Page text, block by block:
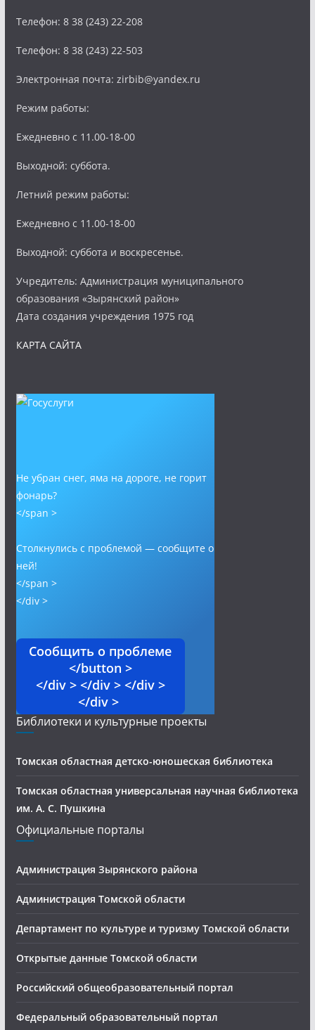
Телефон: 8 38 (243) 22-208
Телефон: 8 38 (243) 22-503
Электронная почта: zirbib@yandex.ru
Режим работы:
Ежедневно с 11.00-18-00
Выходной: суббота.
Летний режим работы:
Ежедневно с 11.00-18-00
Выходной: суббота и воскресенье.
Учредитель: Администрация муниципального
образования «Зырянский район»
Дата создания учреждения 1975 год
КАРТА САЙТА
Не убран снег, яма на дороге, не горит
фонарь?
</span >
Столкнулись с проблемой — сообщите о
ней!
</span >
</div >
Сообщить о проблеме
</button >
</div > </div > </div >
</div >
Библиотеки и культурные проекты
Томская областная детско-юношеская библиотека
Томская областная универсальная научная библиотека
им. А. С. Пушкина
Официальные порталы
Администрация Зырянского района
Администрация Томской области
Департамент по культуре и туризму Томской области
Открытые данные Томской области
Российский общеобразовательный портал
Федеральный образовательный портал